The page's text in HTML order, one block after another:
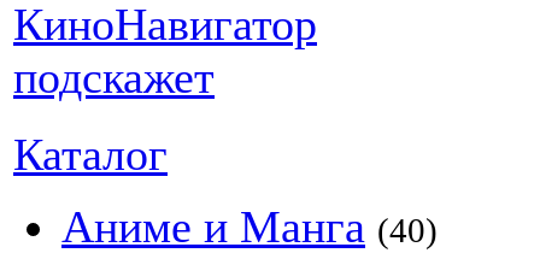
Каталог
Аниме и Манга (40)